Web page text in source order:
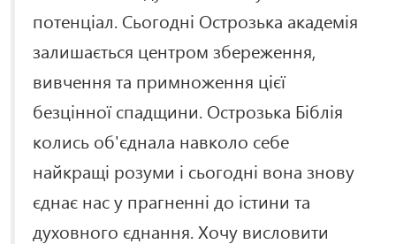
потенціал. Сьогодні Острозька академія
залишається центром збереження,
вивчення та примноження цієї
безцінної спадщини. Острозька Біблія
колись об'єднала навколо себе
найкращі розуми і сьогодні вона знову
єднає нас у прагненні до істини та
духовного єднання. Хочу висловити